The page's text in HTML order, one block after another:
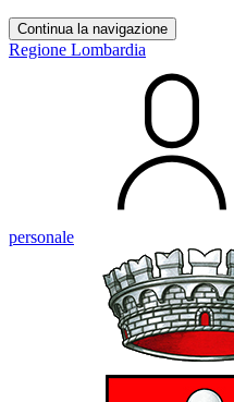
Continua la navigazione
Regione Lombardia
personale